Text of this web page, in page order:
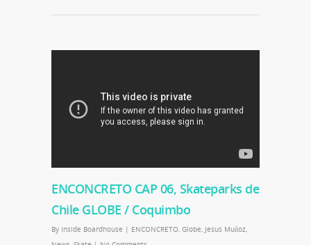
ENCONCRETO CAP 06, Skateparks de
Chile GLOBE / Coquimbo
By Inside Boardhouse | ENCONCRETO Globe Jesus Muñoz